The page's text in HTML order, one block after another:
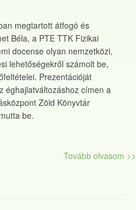
megtartott átfogó és
Béla, a PTE TTK Fizikai
docense olyan nemzetközi,
lehetőségekről számolt be,
Prezentációját
éghajlatváltozáshoz címen a
Zöld Könyvtár
be.
Tovább olvasom >>